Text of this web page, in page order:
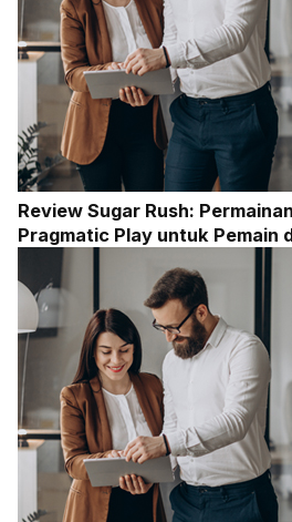
Review Sugar Rush:
Pragmatic Play untuk Pemain